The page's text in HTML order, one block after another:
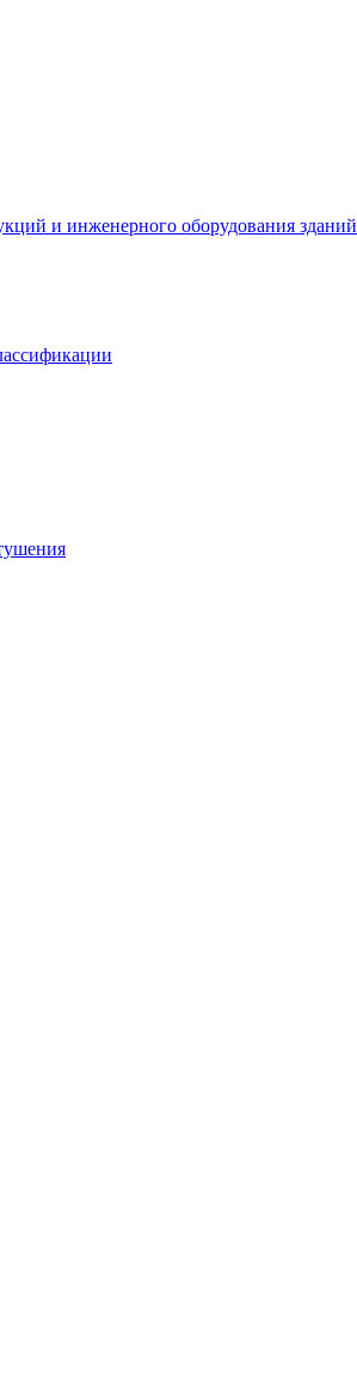
и инженерного оборудования зданий